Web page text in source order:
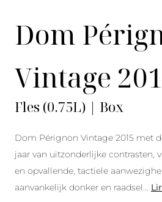
Dom
Vintage
Fles (0.75L) | Box
Dom Pérignon Vintage 2015 met
jaar van uitzonderlijke contrasten,
en opvallende, tactiele
aanvankelijk donker en raadsel